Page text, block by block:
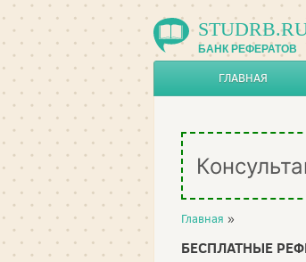
БАНК РЕФЕРАТОВ
ГЛАВНАЯ
Главная »
БЕСПЛАТНЫЕ